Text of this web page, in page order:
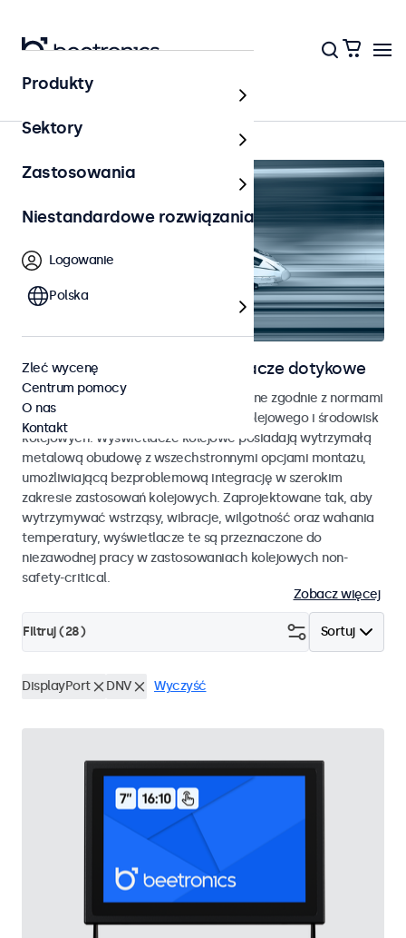
Strona główna
Monitory kolejowe i wyświetlacze dotykowe
Monitory i ekrany dotykowe opracowane zgodnie z normami
EN 50155 oraz EN 45545-2 dla taboru kolejowego i środowisk
kolejowych. Wyświetlacze kolejowe posiadają wytrzymałą
metalową obudowę z wszechstronnymi opcjami montażu,
umożliwiającą bezproblemową integrację w szerokim
zakresie zastosowań kolejowych. Zaprojektowane tak, aby
wytrzymywać wstrząsy, wibracje, wilgotność oraz wahania
temperatury, wyświetlacze te są przeznaczone do
niezawodnej pracy w zastosowaniach kolejowych non-
safety-critical.
Zobacz więcej
Sortuj
Filtruj (28)
DisplayPort DNV Wyczyść
Produkty
Sektory
Zastosowania
Niestandardowe rozwiązania
Logowanie
Polska
Zleć wycenę
Centrum pomocy
O nas
Kontakt